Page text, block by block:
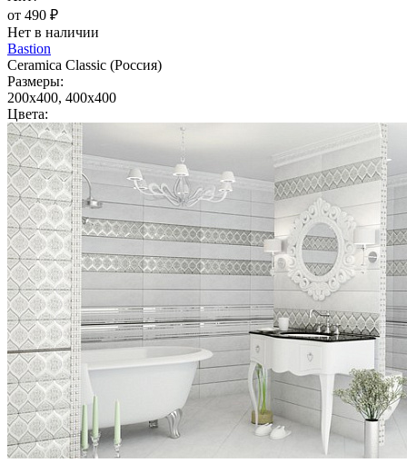
от 490 ₽
Нет в наличии
Bastion
Ceramica Classic (Россия)
Размеры:
200x400, 400x400
Цвета: